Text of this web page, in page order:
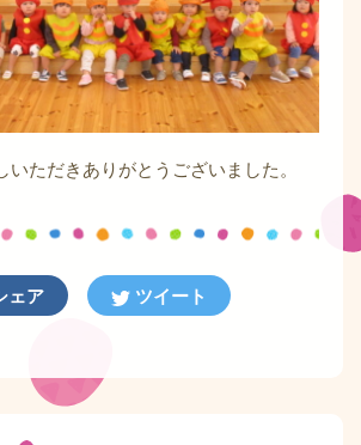
いただきありがとうございました。
ェア ツイート